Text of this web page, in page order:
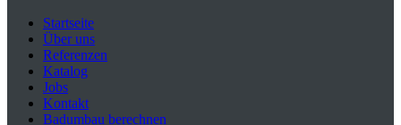
Startseite
Über uns
Referenzen
Katalog
Jobs
Kontakt
Badumbau berechnen